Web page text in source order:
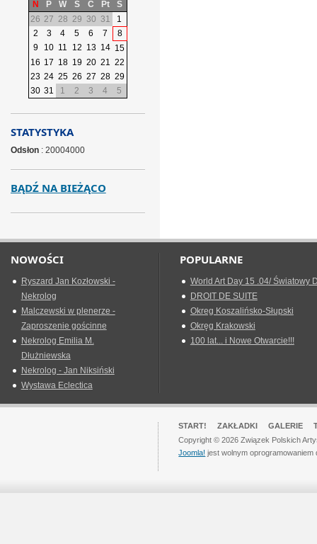
N
P W Ś C Pt
S
26 27 28 29 30 31
1
2
3 4 5 6 7
8
9
10 11 12 13 14 15
16 17 18 19 20 21 22
23 24 25 26 27 28 29
30 31 1 2 3 4 5
STATYSTYKA
Odsłon: 20004000
BĄDŹ NA BIEŻĄCO
NOWOŚCI
Ryszard Jan Kozłowski -
Nekrolog
Malczewski w plenerze -
Zaproszenie gościnne
Nekrolog Emilia M.
Dłużniewska
Nekrolog - Jan Niksiński
Wystawa Eclectica
POPULARNE
World Art Day 15 .04/ Światowy
DROIT DE SUITE
Okreg Koszalińsko-Słupski
Okręg Krakowski
100 lat... i Nowe Otwarcie!!!
START! ZAKŁADKI GALERIE
Copyright © 2026 Związek Polskich
Joomla! jest wolnym